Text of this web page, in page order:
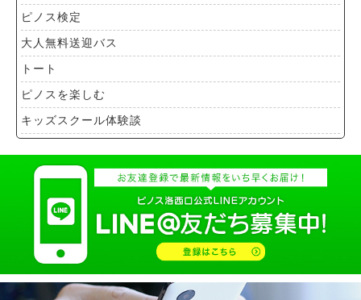
ピノス検定
大人無料送迎バス
トート
ピノスを楽しむ
キッズスクール体験談